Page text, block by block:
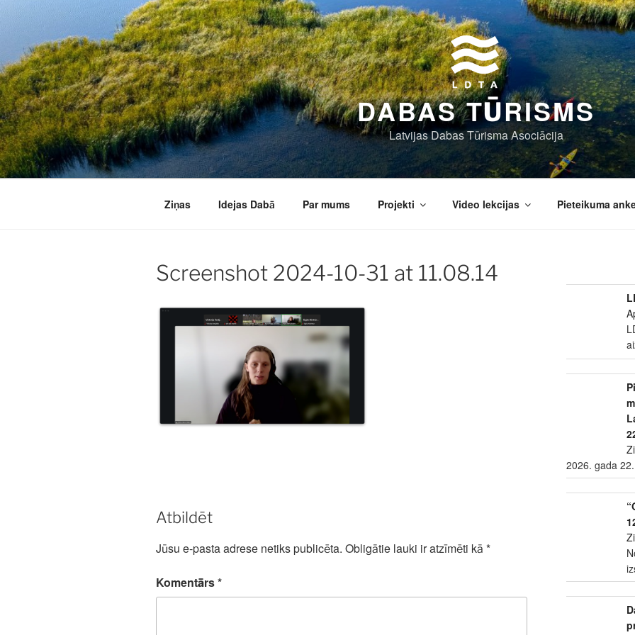
Doties
DABAS TŪRISMS
Latvijas Dabas Tūrisma Asociācija
Ziņas Idejas Dabā Par mums Projekti Video lekcijas Pieteikuma
Screenshot 2024-10-31 at 11.08.14
Atbildēt
Jūsu e-pasta adrese netiks publicēta. Obligātie lauki ir atzīmēti kā *
Komentārs*
2026. gada